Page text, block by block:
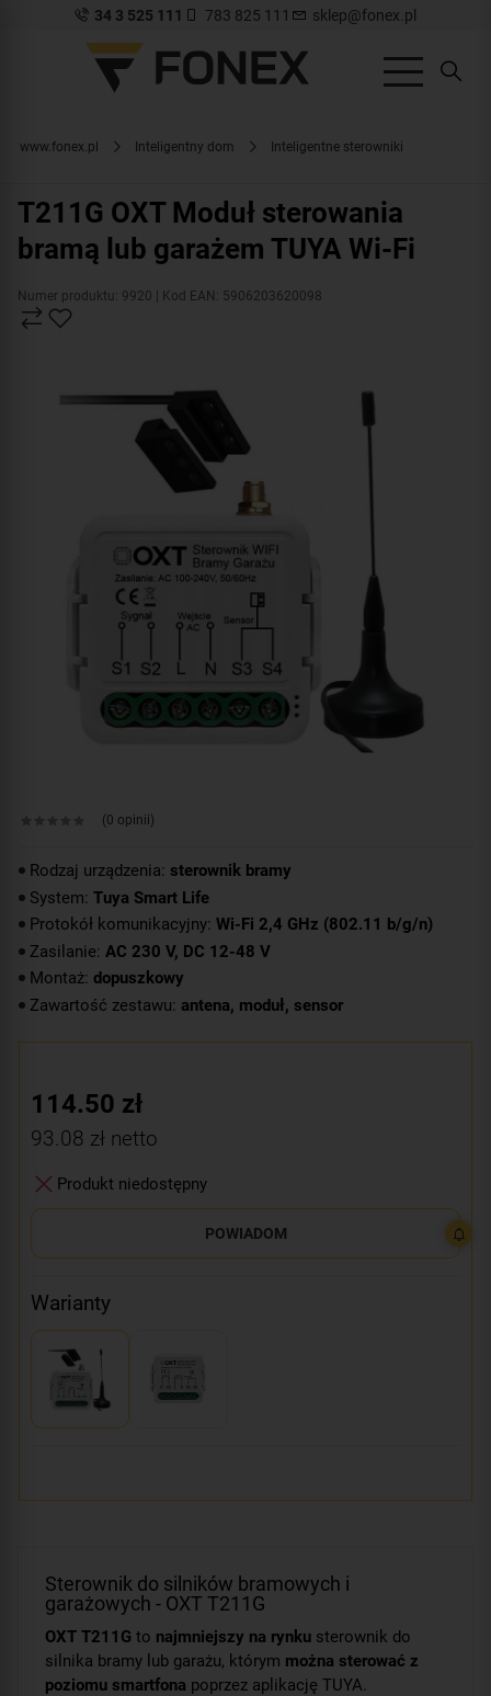
34 3 525 111 783 825 111 sklep@fonex.pl
www.fonex.pl Inteligentny dom Inteligentne sterowniki
T211G OXT Moduł sterowania
bramą lub garażem TUYA Wi-Fi
Numer produktu: 9920 | Kod EAN: 5906203620098
(0 opinii)
Rodzaj urządzenia: sterownik bramy
System: Tuya Smart Life
Protokół komunikacyjny: Wi-Fi 2,4 GHz (802.11 b/g/n)
Zasilanie: AC 230 V, DC 12-48 V
Montaż: dopuszkowy
Zawartość zestawu: antena, moduł, sensor
114.50 zł
93.08 zł netto
Produkt niedostępny
POWIADOM
Warianty
Sterownik do silników bramowych i
garażowych - OXT T211G
OXT T211G to najmniejszy na rynku sterownik do
silnika bramy lub garażu, którym można sterować z
poziomu smartfona poprzez aplikację TUYA.